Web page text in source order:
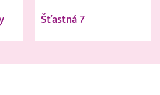
Šťastná 7